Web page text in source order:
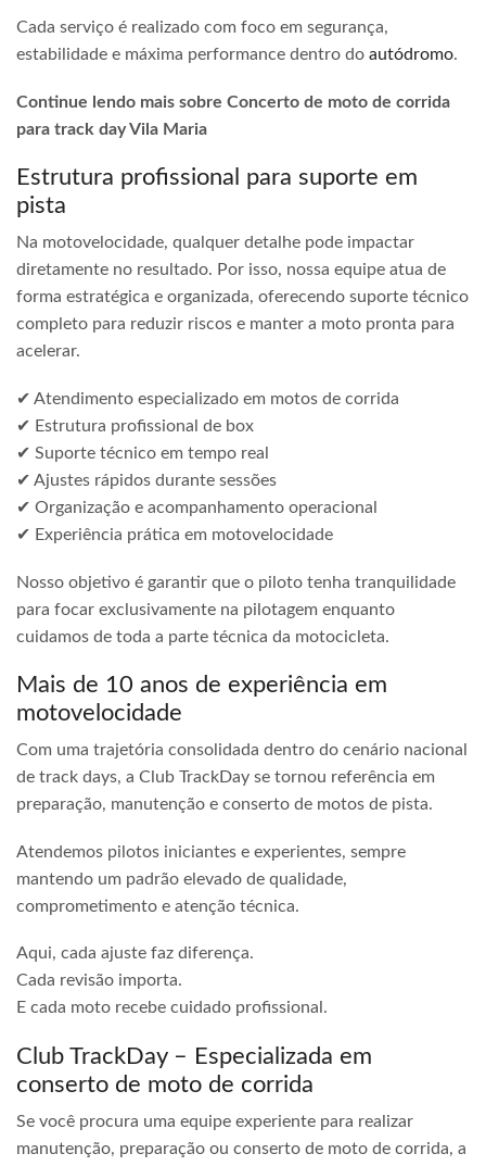
Cada serviço é realizado com foco em segurança,
estabilidade e máxima performance dentro do autódromo.
Continue lendo mais sobre Concerto de moto de corrida
para track day Vila Maria
Estrutura profissional para suporte em
pista
Na motovelocidade, qualquer detalhe pode impactar
diretamente no resultado. Por isso, nossa equipe atua de
forma estratégica e organizada, oferecendo suporte técnico
completo para reduzir riscos e manter a moto pronta para
acelerar.
✔ Atendimento especializado em motos de corrida
✔ Estrutura profissional de box
✔ Suporte técnico em tempo real
✔ Ajustes rápidos durante sessões
✔ Organização e acompanhamento operacional
✔ Experiência prática em motovelocidade
Nosso objetivo é garantir que o piloto tenha tranquilidade
para focar exclusivamente na pilotagem enquanto
cuidamos de toda a parte técnica da motocicleta.
Mais de 10 anos de experiência em
motovelocidade
Com uma trajetória consolidada dentro do cenário nacional
de track days, a Club TrackDay se tornou referência em
preparação, manutenção e conserto de motos de pista.
Atendemos pilotos iniciantes e experientes, sempre
mantendo um padrão elevado de qualidade,
comprometimento e atenção técnica.
Aqui, cada ajuste faz diferença.
Cada revisão importa.
E cada moto recebe cuidado profissional.
Club TrackDay – Especializada em
conserto de moto de corrida
Se você procura uma equipe experiente para realizar
manutenção, preparação ou conserto de moto de corrida, a